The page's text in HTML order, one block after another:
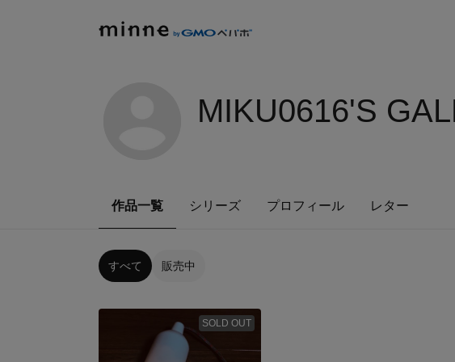
MIKU0616'S
作品一覧 シリーズ プロフィール レター
すべて 販売中
SOLD OUT